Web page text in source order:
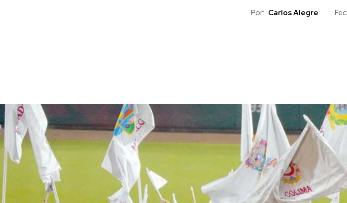
Por: Carlos Alegre